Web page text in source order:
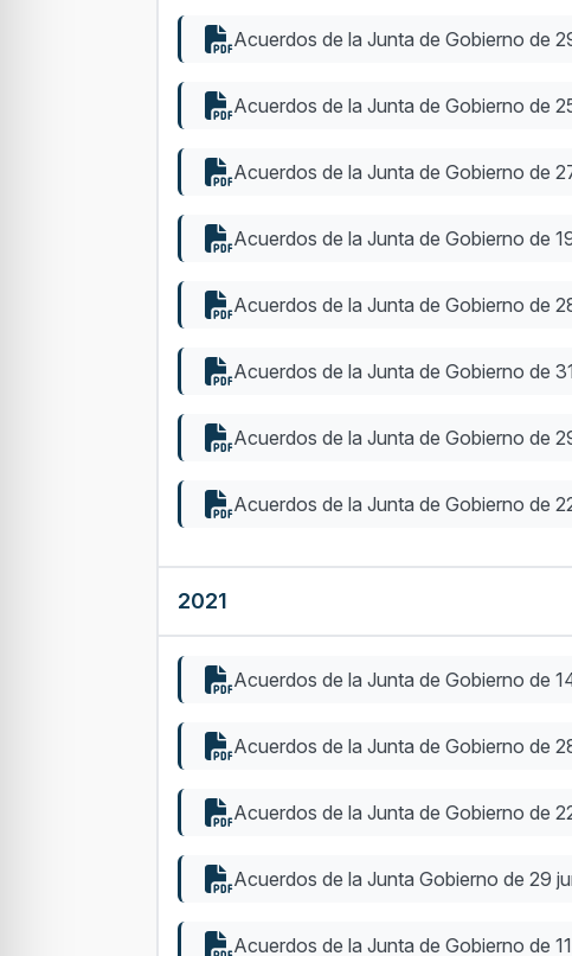
Acuerdos de la Junta de Gobierno de
Acuerdos de la Junta de Gobierno de
Acuerdos de la Junta de Gobierno de
Acuerdos de la Junta de Gobierno de
Acuerdos de la Junta de Gobierno de
Acuerdos de la Junta de Gobierno de
Acuerdos de la Junta de Gobierno de
Acuerdos de la Junta de Gobierno de
2021
Acuerdos de la Junta de Gobierno de
Acuerdos de la Junta de Gobierno de
Acuerdos de la Junta de Gobierno de
Acuerdos de la Junta Gobierno de 29
Acuerdos de la Junta de Gobierno de